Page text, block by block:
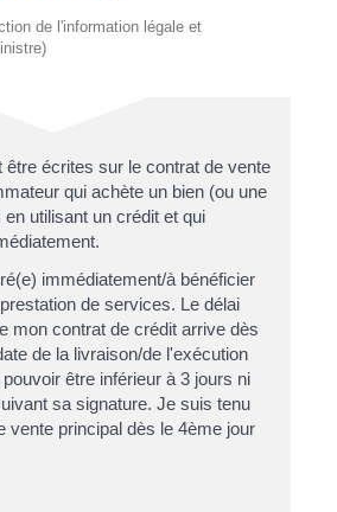
de l'information légale et
écrites sur le contrat de vente
qui achète un bien (ou une
utilisant un crédit et qui
immédiatement/à bénéficier
de services. Le délai
mon contrat de crédit arrive dès
de la livraison/de l'exécution
être inférieur à 3 jours ni
sa signature. Je suis tenu
vente principal dès le 4ème jour